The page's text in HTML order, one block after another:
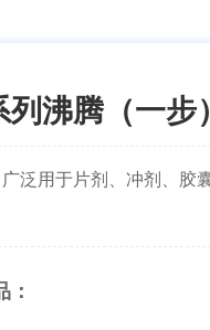
列沸腾（一步
泛用于片剂、冲剂、胶
：